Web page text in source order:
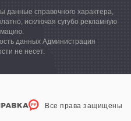
данные справочного характера,
исключая сугубо рекламную
данных Администрация
не несет.
Все права защищены